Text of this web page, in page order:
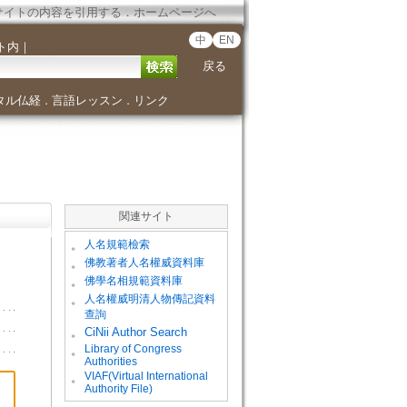
イトの内容を引用する．ホームページへ
内 ｜ 中 EN
戻る
ル仏経． 言語レッスン ． リンク
関連サイト
。 人名規範檢索
。 佛教著者人名權威資料庫
。 佛學名相規範資料庫
。
人名權威明清人物傳記資料
查詢
。
CiNii Author Search
。
Library of Congress
Authorities
。
VIAF(Virtual International
Authority File)